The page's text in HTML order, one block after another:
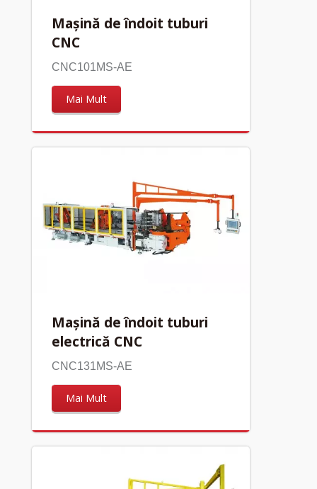
Mașină de îndoit tuburi
CNC
CNC101MS-AE
Mai Mult
Mașină de îndoit tuburi
electrică CNC
CNC131MS-AE
Mai Mult